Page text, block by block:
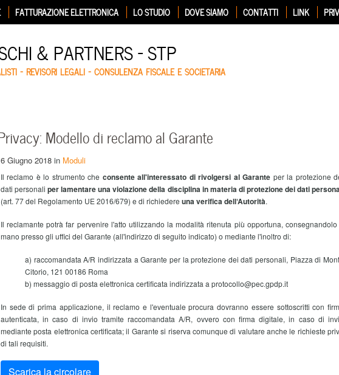
FATTURAZIONE ELETTRONICA LO STUDIO DOVE SIAMO CONTATTI LINK
& PARTNERS – STP
– REVISORI LEGALI – CONSULENZA FISCALE E SOCIETARIA
Modello di reclamo al Garante
6 Giugno 2018 in Moduli
Il reclamo è lo strumento che consente all'interessato di rivolgersi al Garante per la protezione
dati personaliper lamentare una violazione della disciplina in materia di protezione dei dati
(art. 77 del Regolamento UE 2016/679) e di richiedere una verifica dell‘Autorità.
Il reclamante potrà far pervenire l'atto utilizzando la modalità ritenuta più opportuna, consegnandolo
mano presso gli uffici del Garante (all'indirizzo di seguito indicato) o mediante l'inoltro di:
a) raccomandata A/R indirizzata a Garante per la protezione dei dati personali, Piazza di
Citorio, 121 00186 Roma
b) messaggio di posta elettronica certificata indirizzata a protocollo@pec.gpdp.it
In sede di prima applicazione, il reclamo e l'eventuale procura dovranno essere sottoscritti con
autenticata, in caso di invio tramite raccomandata A/R, ovvero con firma digitale, in caso di
mediante posta elettronica certificata; il Garante si riserva comunque di valutare anche le richieste
di tali requisiti.
Scarica la circolare